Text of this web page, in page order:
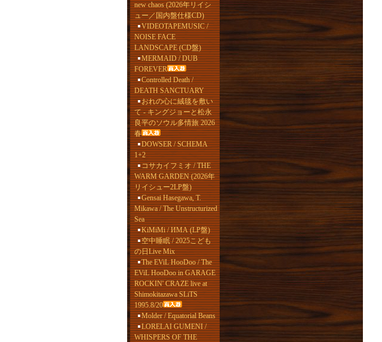
new chaos (2026年リイシ
ュー／国内盤仕様CD)
VIDEOTAPEMUSIC /
NOISE FACE
LANDSCAPE (CD盤)
MERMAID / DUB
FOREVER
Controlled Death /
DEATH SANCTUARY
おれの心に絨毯を敷い
て - キングジョーと松永
良平のソウル多情旅 2026
春
DOWSER / SCHEMA
1+2
コサカイフミオ / THE
WARM GARDEN (2026年
リイシュー2LP盤)
Gensai Hasegawa, T.
Mikawa / The Unstructurized
Sea
KiMiMi / ИМА (LP盤)
空中睡眠 / 2025こども
の日Live Mix
The EViL HooDoo / The
EViL HooDoo in GARAGE
ROCKIN' CRAZE live at
Shimokitazawa SLiTS
1995.8/20
Molder / Equatorial Beans
LORELAI GUMENI /
WHISPERS OF THE